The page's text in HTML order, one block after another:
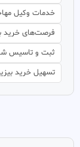
خدمات وکیل
فرصت‌های خرید
ثبت و تاسیس
تسهیل خرید